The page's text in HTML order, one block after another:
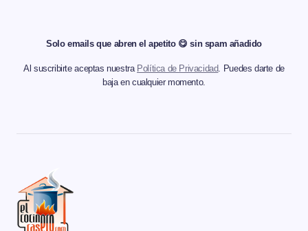
Solo emails que abren el apetito 😋 sin spam añadido
Al suscribirte aceptas nuestra Política de Privacidad. Puedes darte de
baja en cualquier momento.